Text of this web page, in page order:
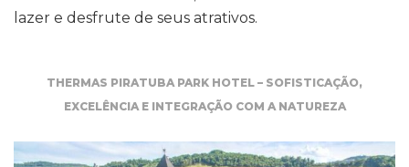
lazer e desfrute de seus atrativos.
THERMAS PIRATUBA PARK HOTEL – SOFISTICAÇÃO,
EXCELÊNCIA E INTEGRAÇÃO COM A NATUREZA